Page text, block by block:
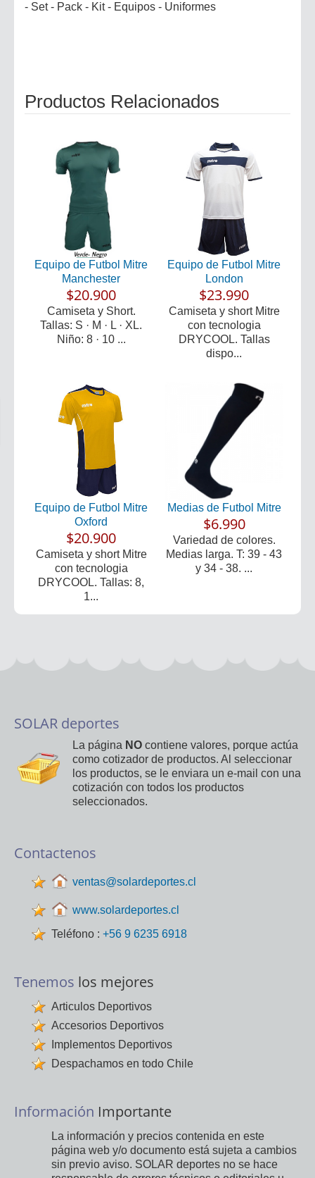
- Set - Pack - Kit - Equipos - Uniformes
Productos Relacionados
Equipo de Futbol Mitre
Manchester
$20.900
Camiseta y Short.
Tallas: S · M · L · XL.
Niño: 8 · 10 ...
Equipo de Futbol Mitre
London
$23.990
Camiseta y short Mitre
con tecnologia
DRYCOOL. Tallas
dispo...
Equipo de Futbol Mitre
Oxford
$20.900
Camiseta y short Mitre
con tecnologia
DRYCOOL. Tallas: 8,
1...
Medias de Futbol Mitre
$6.990
Variedad de colores.
Medias larga. T: 39 - 43
y 34 - 38. ...
SOLAR deportes
La página NO contiene valores, porque actúa
como cotizador de productos. Al seleccionar
los productos, se le enviara un e-mail con una
cotización con todos los productos
seleccionados.
Contactenos
ventas@solardeportes.cl
www.solardeportes.cl
Teléfono : +56 9 6235 6918
Tenemos los mejores
Articulos Deportivos
Accesorios Deportivos
Implementos Deportivos
Despachamos en todo Chile
Información Importante
La información y precios contenida en este
página web y/o documento está sujeta a cambios
sin previo aviso. SOLAR deportes no se hace